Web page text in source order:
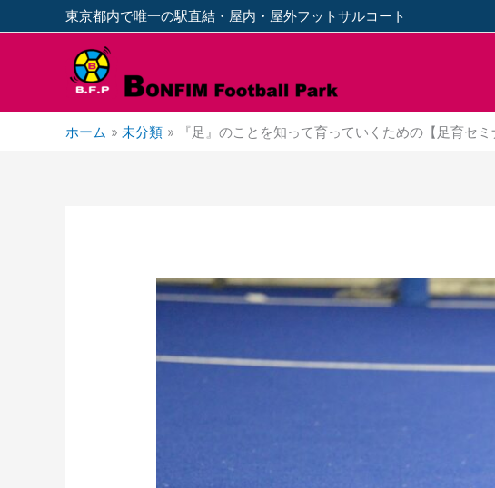
容
ッ
東京都内で唯一の駅直結・屋内・屋外フットサルコート
ホーム 未分類 『足』のことを知って育っていくための【足育セ